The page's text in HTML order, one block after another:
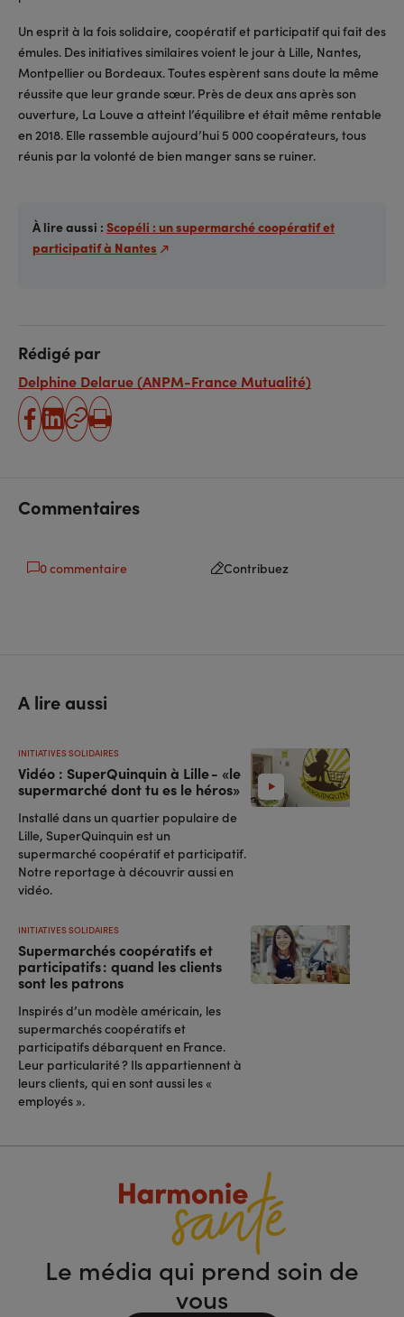
Un esprit à la fois solidaire, coopératif et participatif qui fait des
émules. Des initiatives similaires voient le jour à Lille, Nantes,
Montpellier ou Bordeaux. Toutes espèrent sans doute la même
réussite que leur grande sœur. Près de deux ans après son
ouverture, La Louve a atteint l’équilibre et était même rentable
en 2018. Elle rassemble aujourd’hui 5 000 coopérateurs, tous
réunis par la volonté de bien manger sans se ruiner.
À lire aussi : Scopéli : un supermarché coopératif et
participatif à Nantes
Rédigé par
Delphine Delarue (ANPM-France Mutualité)
partager
partager
Copier
Imprimer
Commentaires
0 commentaire Contribuez
A lire aussi
Vidéo : SuperQuinquin à Lille - «le
supermarché dont tu es le héros»
INITIATIVES SOLIDAIRES
Installé dans un quartier populaire de
Lille, SuperQuinquin est un
supermarché coopératif et participatif.
Notre reportage à découvrir aussi en
vidéo.
Supermarchés coopératifs et
participatifs : quand les clients
sont les patrons
INITIATIVES SOLIDAIRES
Inspirés d’un modèle américain, les
supermarchés coopératifs et
participatifs débarquent en France.
Leur particularité ? Ils appartiennent à
leurs clients, qui en sont aussi les «
employés ».
Le média qui prend soin de
vous